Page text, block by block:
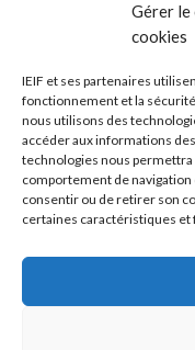
Gérer le
cookies
IEIF et ses partenaires
fonctionnement et la
nous utilisons des
accéder aux informations
technologies nous
comportement de navigation
consentir ou de retirer son
certaines caractéristiques et
Prénom*
E-mail*